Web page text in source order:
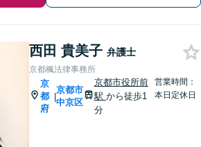
西田 貴美子 弁護士
京都楓法律事務所
京
都
府
|
京都市
中京区
京都市役所前
駅 から徒歩1
分
営業時間：
本日定休日